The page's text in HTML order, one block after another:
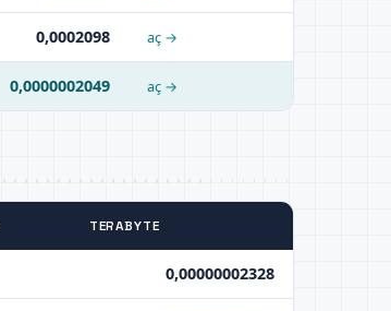
0,0002098 aç →
0,0000002049 aç →
TERABYTE
0,00000002328